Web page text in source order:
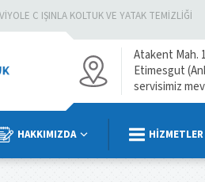
C IŞINLA KOLTUK VE YATAK TEMIZLIĞI
Atakent Mah.
Etimesgut
servisimiz
HAKKIMIZDA HİZMETLER